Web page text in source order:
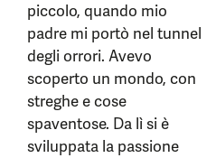
piccolo, quando mio
padre mi portò nel tunnel
degli orrori. Avevo
scoperto un mondo, con
streghe e cose
spaventose. Da lì si è
sviluppata la passione